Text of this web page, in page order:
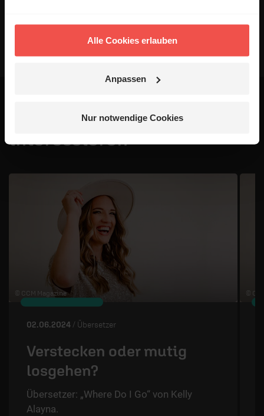
Alle Cookies erlauben
Anpassen
Nur notwendige Cookies
Das könnte dich auch
interessieren
© CCM Magazine
02.06.2024 / Übersetzer
Verstecken oder mutig
losgehen?
Übersetzer: „Where Do I Go“ von Kelly
Alayna.
©